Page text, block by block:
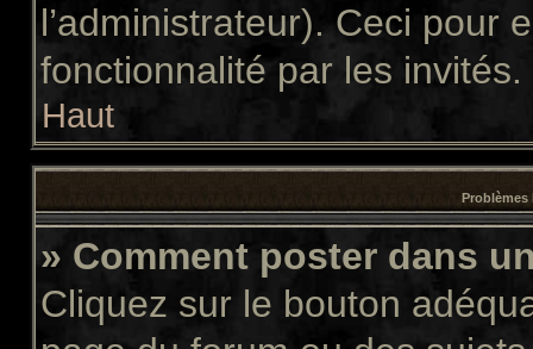
l’administrateur). Ceci pour
fonctionnalité par les invités.
Haut
Problèmes
» Comment poster dans
Cliquez sur le bouton